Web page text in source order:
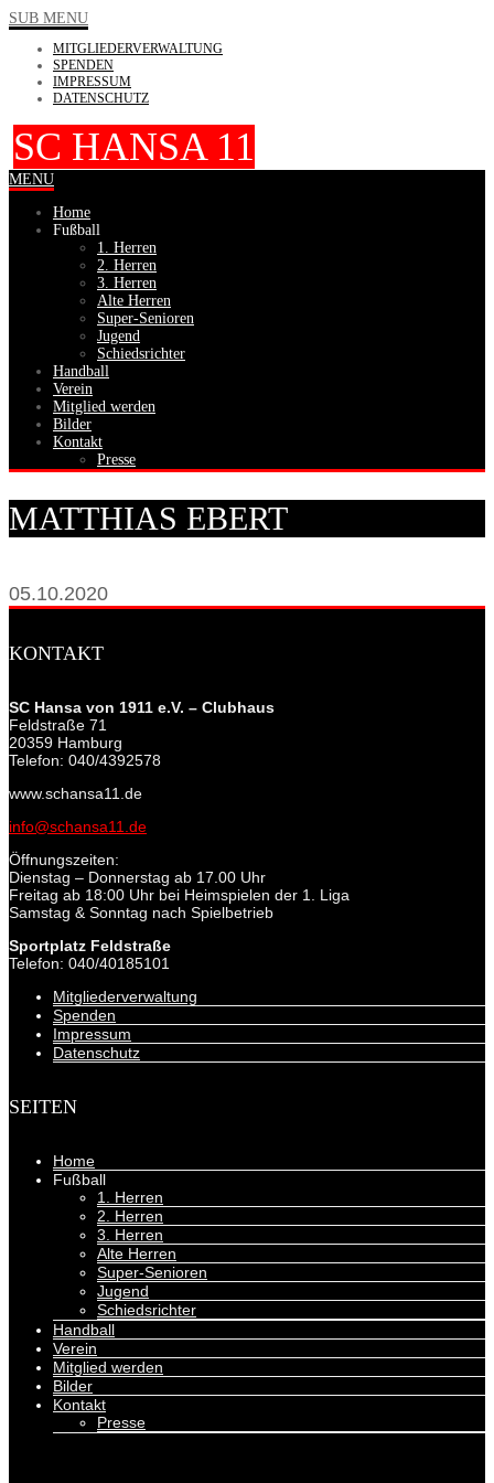
SUB MENU
MITGLIEDERVERWALTUNG
SPENDEN
IMPRESSUM
DATENSCHUTZ
SC HANSA 11
MENU
Home
Fußball
1. Herren
2. Herren
3. Herren
Alte Herren
Super-Senioren
Jugend
Schiedsrichter
Handball
Verein
Mitglied werden
Bilder
Kontakt
Presse
MATTHIAS EBERT
05.10.2020
KONTAKT
SC Hansa von 1911 e.V. – Clubhaus
Feldstraße 71
20359 Hamburg
Telefon: 040/4392578
www.schansa11.de
info@schansa11.de
Öffnungszeiten:
Dienstag – Donnerstag ab 17.00 Uhr
Freitag ab 18:00 Uhr bei Heimspielen der 1. Liga
Samstag & Sonntag nach Spielbetrieb
Sportplatz Feldstraße
Telefon: 040/40185101
Mitgliederverwaltung
Spenden
Impressum
Datenschutz
SEITEN
Home
Fußball
1. Herren
2. Herren
3. Herren
Alte Herren
Super-Senioren
Jugend
Schiedsrichter
Handball
Verein
Mitglied werden
Bilder
Kontakt
Presse